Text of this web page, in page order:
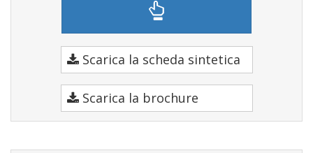
Scarica la scheda sintetica
Scarica la brochure